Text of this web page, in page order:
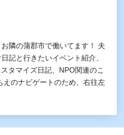
隣の蒲郡市で働いてます！ 夫
記と行きたいイベント紹介、
タマイズ日記、NPO関連のこ
えのナビゲートのため、右往左